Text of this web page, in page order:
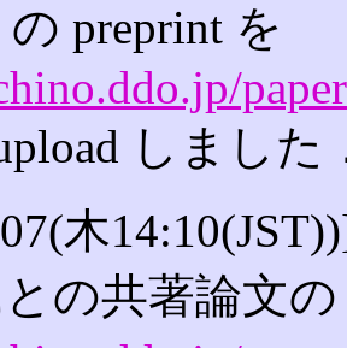
の preprint を
しました
木
の共著論文の